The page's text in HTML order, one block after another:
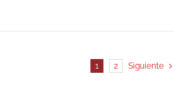
1 2 Siguiente